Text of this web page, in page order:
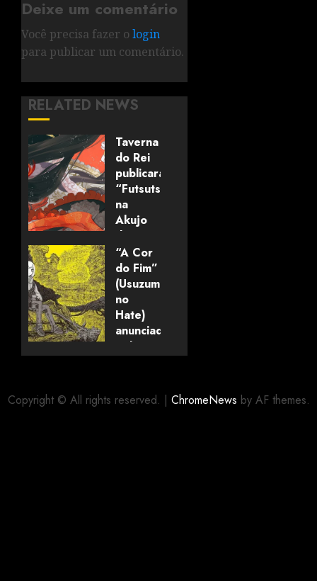
Deixe um comentário
Você precisa fazer o login
para publicar um comentário.
RELATED NEWS
Taverna
do Rei
publicará
“Futsutsuka
na
Akujo
dewa
Gozaimasu
ga”
(mangá)
05/08/2026
0
“A Cor
do Fim”
(Usuzumi
no
Hate)
anunciado
pela
Copyright © All rights reserved. | ChromeNews by AF themes.